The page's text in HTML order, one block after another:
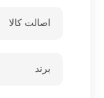
اصالت کالا
برند